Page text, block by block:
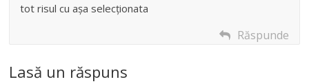
tot risul cu așa selecționata
Răspunde
Lasă un răspuns